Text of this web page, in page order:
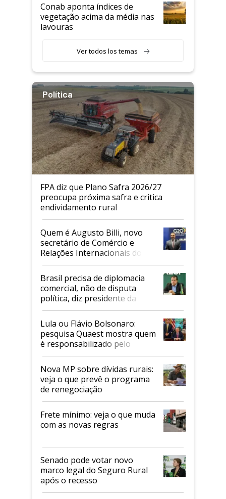
Conab aponta índices de
vegetação acima da média nas
lavouras
Ver todos los temas
Política
FPA diz que Plano Safra 2026/27
preocupa próxima safra e critica
endividamento rural
Quem é Augusto Billi, novo
secretário de Comércio e
Relações Internacionais do
Mapa
Brasil precisa de diplomacia
comercial, não de disputa
política, diz presidente da
Faesp
Lula ou Flávio Bolsonaro:
pesquisa Quaest mostra quem
é responsabilizado pelo
tarifaço dos EUA
Nova MP sobre dívidas rurais:
veja o que prevê o programa
de renegociação
Frete mínimo: veja o que muda
com as novas regras
Senado pode votar novo
marco legal do Seguro Rural
após o recesso